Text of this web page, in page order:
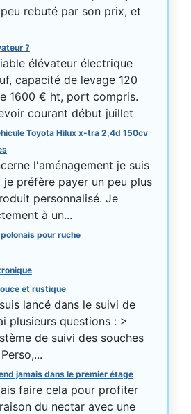
rebuté par son prix, et
?
élévateur électrique
capacité de levage 120
1600 € ht, port compris.
courant début juillet
Toyota Hilux x-tra 2,4d 150cv
l'aménagement je suis
préfère payer un peu plus
personnalisé. Je
à un...
pour ruche
et rustique
lancé dans le suivi de
plusieurs questions : >
de suivi des souches
jamais dans le premier étage
faire cela pour profiter
du nectar avec une